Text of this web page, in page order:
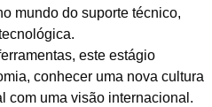
mundo do suporte técnico,
este estágio
conhecer uma nova cultura
com uma visão internacional.